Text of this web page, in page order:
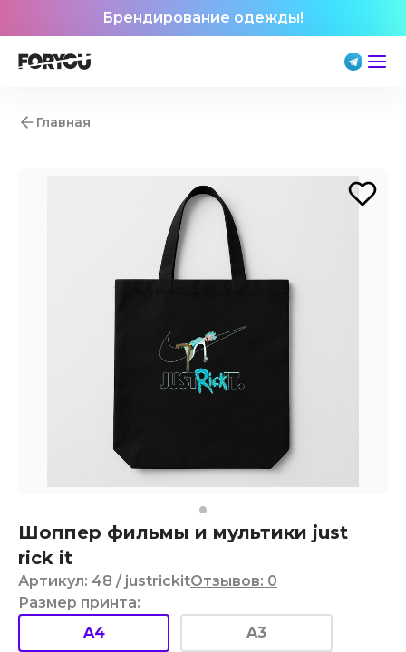
Брендирование одежды!
Главная
Шоппер фильмы и мультики just
rick it
Артикул: 48 / justrickitОтзывов: 0
Размер принта:
A4
A3